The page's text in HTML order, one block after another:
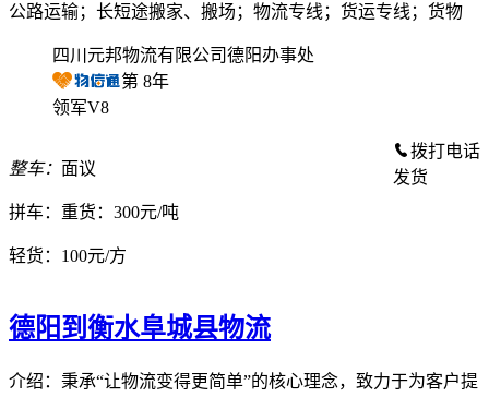
公路运输；长短途搬家、搬场；物流专线；货运专线；货物
四川元邦物流有限公司德阳办事处
第 8年
领军V8
整车： 面议
拼车： 重货：300元/吨
轻货： 100元/方
拨打电话
发货
德阳到衡水阜城县物流
介绍：秉承“让物流变得更简单”的核心理念，致力于为客户提